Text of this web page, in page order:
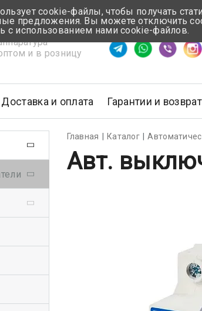
и в розницу
Время ответа ≈ 5 мин
Доставка и оплата Гарантии и возврат
Главная Каталог
Авт.
cookie-файлы, чтобы получать
предложения. Вы можете отключить
с использованием нами cookie-файлов.